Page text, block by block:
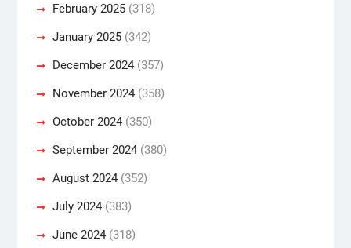
February 2025(318)
January 2025(342)
December 2024(357)
November 2024(358)
October 2024(350)
September 2024(380)
August 2024(352)
July 2024(383)
June 2024(318)